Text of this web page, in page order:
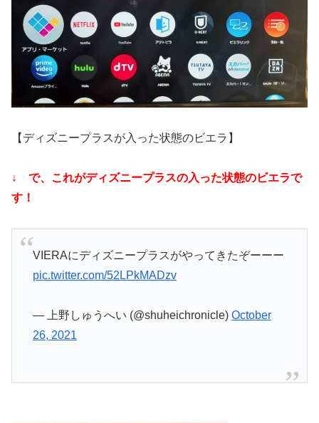
【ディズニープラスが入った状態のビエラ】
↓ で、これがディズニープラスの入った状態のビエラで
す！
VIERAにディズニープラスがやってきたぞーーー
pic.twitter.com/52LPkMADzv
— 上野しゅうへい (@shuheichronicle) October
26, 2021